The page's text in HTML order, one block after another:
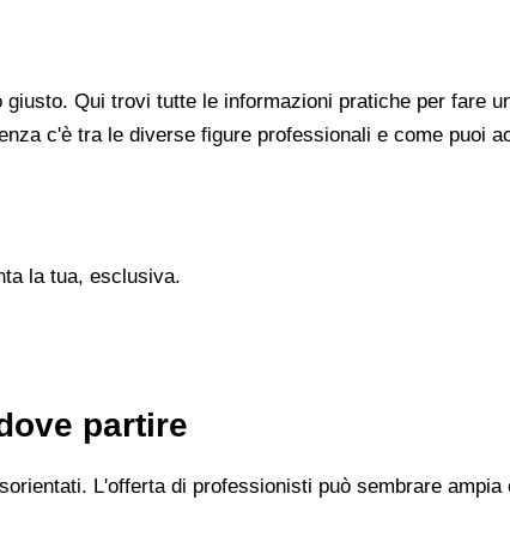
Qui trovi tutte le informazioni pratiche per fare
c'è tra le diverse figure professionali e come puoi
la tua, esclusiva.
partire
L'offerta di professionisti può sembrare